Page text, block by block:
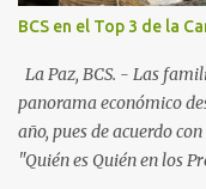
consolidados y
picos del 79% en Año
54%. "Estamos viendo
vienen por el lujo de Los
BCS en el Top 3 de la
La Paz, BCS. - Las
panorama económico
año, pues de acuerdo
"Quién es Quién en los